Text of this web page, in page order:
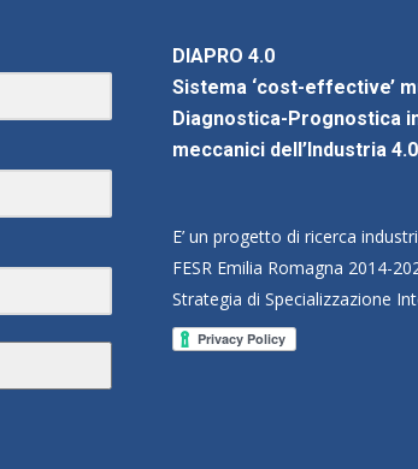
DIAPRO 4.0
Sistema ‘cost-effective’
Diagnostica-Prognostica
meccanici dell’Industria 4.0
E’ un progetto di ricerca
FESR Emilia Romagna 2014-
Strategia di Specializzazione